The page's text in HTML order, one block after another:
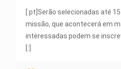
[:pt]Serão selecionadas até
missão, que acontecerá em
interessadas podem se
[:]